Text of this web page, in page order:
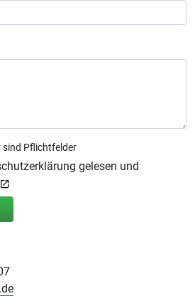
sind Pflichtfelder
gelesen und